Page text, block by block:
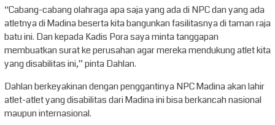
“Cabang-cabang olahraga apa saja yang ada di NPC dan yang ada
atletnya di Madina beserta kita bangunkan fasilitasnya di taman raja
batu ini. Dan kepada Kadis Pora saya minta tanggapan
membuatkan surat ke perusahan agar mereka mendukung atlet kita
yang disabilitas ini,” pinta Dahlan.
Dahlan berkeyakinan dengan penggantinya NPC Madina akan lahir
atlet-atlet yang disabilitas dari Madina ini bisa berkancah nasional
maupun internasional.